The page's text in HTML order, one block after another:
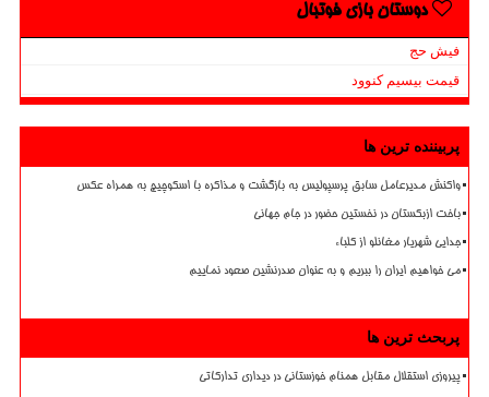
دوستان بازی فوتبال
فیش حج
قیمت بیسیم کنوود
پربیننده ترین ها
واکنش مدیرعامل سابق پرسپولیس به بازگشت و مذاکره با اسکوچیچ به همراه عکس
باخت ازبکستان در نخستین حضور در جام جهانی
جدایی شهریار مغانلو از کلباء
می خواهیم ایران را ببریم و به عنوان صدرنشین صعود نماییم
پربحث ترین ها
پیروزی استقلال مقابل همنام خوزستانی در دیداری تدارکاتی